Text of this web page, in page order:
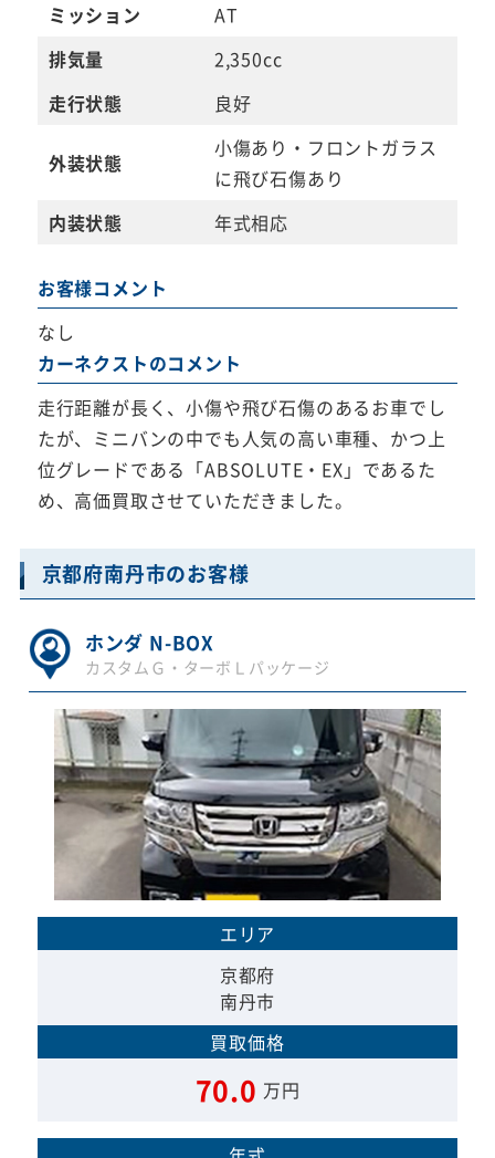
ミッション
AT
排気量
2,350cc
走行状態
良好
外装状態
小傷あり・フロントガラス
に飛び石傷あり
内装状態
年式相応
お客様コメント
なし
カーネクストのコメント
走行距離が長く、小傷や飛び石傷のあるお車でし
たが、ミニバンの中でも人気の高い車種、かつ上
位グレードである「ABSOLUTE・EX」であるた
め、高価買取させていただきました。
京都府南丹市のお客様
ホンダ N-BOX
カスタムＧ・ターボＬパッケージ
エリア
京都府
南丹市
買取価格
70.0 万円